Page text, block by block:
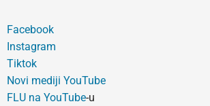
Facebook
Instagram
Tiktok
Novi mediji YouTube
FLU na YouTube-u